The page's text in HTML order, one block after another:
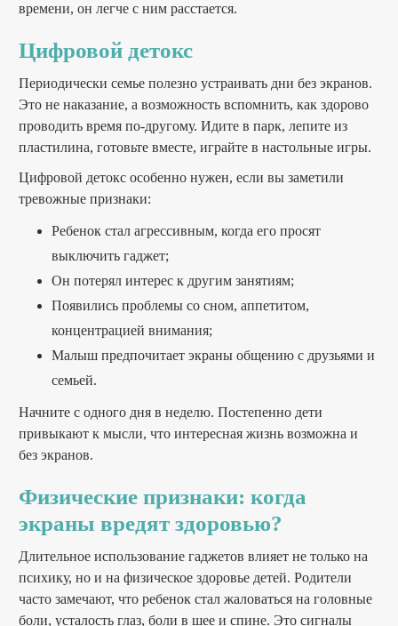
времени, он легче с ним расстается.
Цифровой детокс
Периодически семье полезно устраивать дни без экранов.
Это не наказание, а возможность вспомнить, как здорово
проводить время по-другому. Идите в парк, лепите из
пластилина, готовьте вместе, играйте в настольные игры.
Цифровой детокс особенно нужен, если вы заметили
тревожные признаки:
Ребенок стал агрессивным, когда его просят
выключить гаджет;
Он потерял интерес к другим занятиям;
Появились проблемы со сном, аппетитом,
концентрацией внимания;
Малыш предпочитает экраны общению с друзьями и
семьей.
Начните с одного дня в неделю. Постепенно дети
привыкают к мысли, что интересная жизнь возможна и
без экранов.
Физические признаки: когда
экраны вредят здоровью?
Длительное использование гаджетов влияет не только на
психику, но и на физическое здоровье детей. Родители
часто замечают, что ребенок стал жаловаться на головные
боли, усталость глаз, боли в шее и спине. Это сигналы